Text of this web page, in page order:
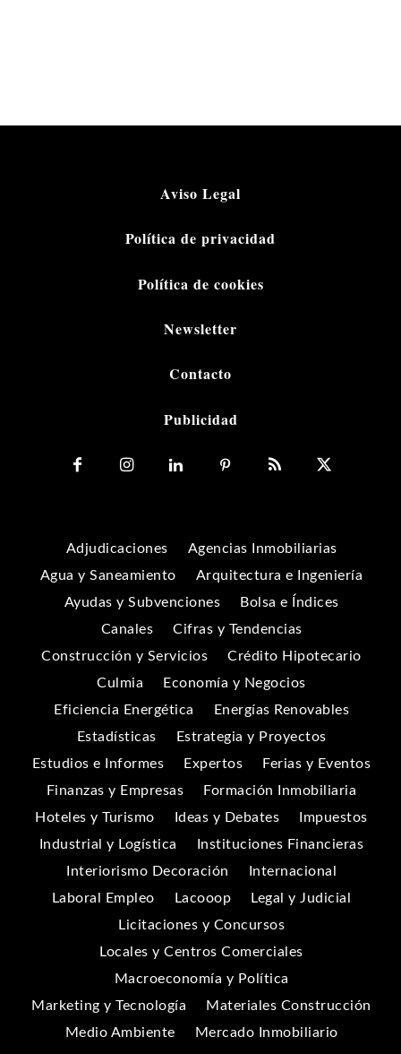
Aviso Legal
Política de privacidad
Política de cookies
Newsletter
Contacto
Publicidad
Adjudicaciones
Agencias Inmobiliarias
Agua y Saneamiento
Arquitectura e Ingeniería
Ayudas y Subvenciones
Bolsa e Índices
Canales
Cifras y Tendencias
Construcción y Servicios
Crédito Hipotecario
Culmia
Economía y Negocios
Eficiencia Energética
Energías Renovables
Estadísticas
Estrategia y Proyectos
Estudios e Informes
Expertos
Ferias y Eventos
Finanzas y Empresas
Formación Inmobiliaria
Hoteles y Turismo
Ideas y Debates
Impuestos
Industrial y Logística
Instituciones Financieras
Interiorismo Decoración
Internacional
Laboral Empleo
Lacooop
Legal y Judicial
Licitaciones y Concursos
Locales y Centros Comerciales
Macroeconomía y Política
Marketing y Tecnología
Materiales Construcción
Medio Ambiente
Mercado Inmobiliario